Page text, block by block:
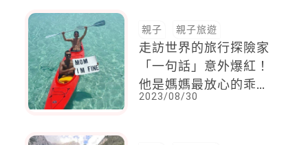
親子 親子旅遊
走訪世界的旅行探險家
「一句話」意外爆紅！
他是媽媽最放心的乖孩
子，總會第一時間跟她
2023/08/30